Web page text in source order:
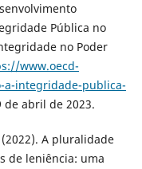
Pública no
no Poder
www.oecd-
integridade-publica-
de abril de 2023.
A pluralidade
de leniência: uma